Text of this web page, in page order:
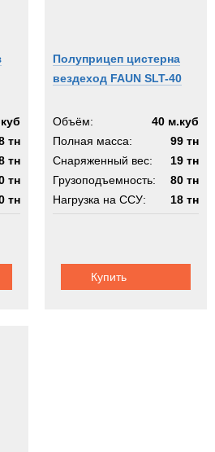
тн
тн
тн
тн
Полуприцеп цистерна
вездеход FAUN SLT-40
Объём:
40 м.куб
Полная масса:
99 тн
Снаряженный вес:
19 тн
Грузоподъемность:
80 тн
Нагрузка на ССУ:
18 тн
Купить